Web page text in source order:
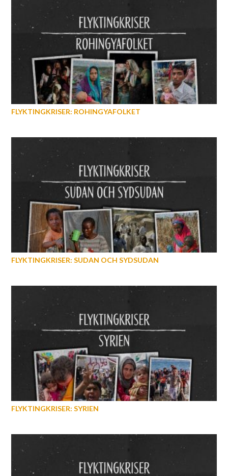
FLYKTINGKRISER: ROHINGYAFOLKET
FLYKTINGKRISER: SUDAN OCH SYDSUDAN
FLYKTINGKRISER: SYRIEN